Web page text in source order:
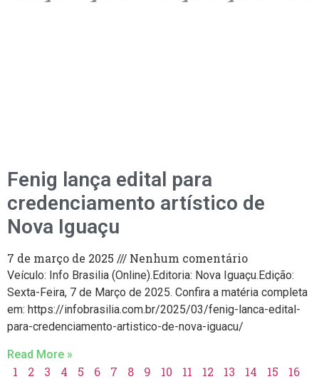
Fenig lança edital para
credenciamento artístico de
Nova Iguaçu
7 de março de 2025 Nenhum comentário
Veículo: Info Brasilia (Online).Editoria: Nova Iguaçu.Edição:
Sexta-Feira, 7 de Março de 2025. Confira a matéria completa
em: https://infobrasilia.com.br/2025/03/fenig-lanca-edital-
para-credenciamento-artistico-de-nova-iguacu/
Read More »
1 2 3 4 5 6 7 8 9 10 11 12 13 14 15
16